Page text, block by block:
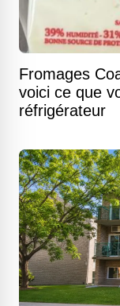
Fromages
voici ce que
réfrigérateur